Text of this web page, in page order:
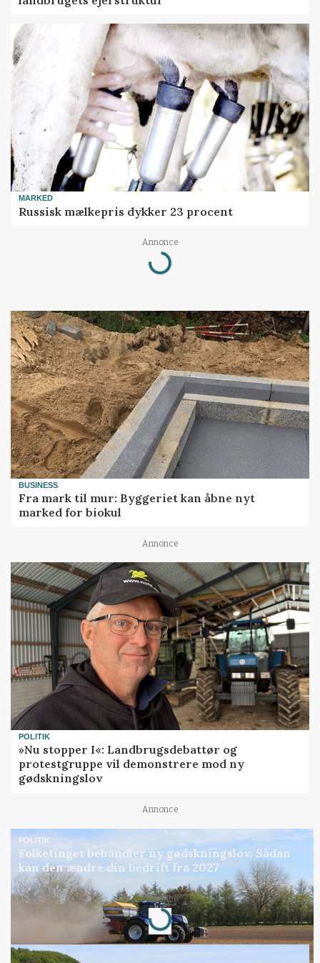
MARKED
Russisk mælkepris dykker 23 procent
Annonce
Loading...
BUSINESS
Fra mark til mur: Byggeriet kan åbne nyt
marked for biokul
Annonce
POLITIK
»Nu stopper I«: Landbrugsdebattør og
protestgruppe vil demonstrere mod ny
gødskningslov
Annonce
POLITIK
Folketinget behandler ny gødskningslov: Sådan
kan den ændre din bedrift fra 2027
Annonce
Loading...